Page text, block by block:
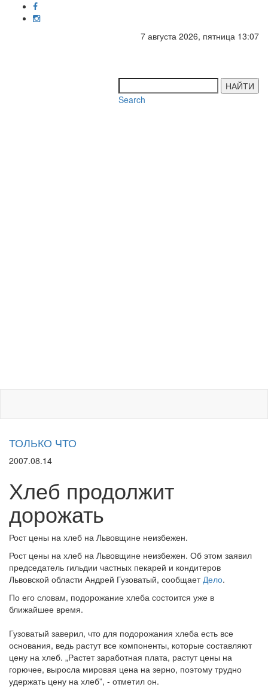
7 августа 2026, пятница 13:07
НАЙТИ
Search
ТОЛЬКО ЧТО
2007.08.14
Хлеб продолжит
дорожать
Рост цены на хлеб на Львовщине неизбежен.
Рост цены на хлеб на Львовщине неизбежен. Об этом заявил
председатель гильдии частных пекарей и кондитеров
Львовской области Андрей Гузоватый, сообщаетДело.
По его словам, подорожание хлеба состоится уже в
ближайшее время.
Гузоватый заверил, что для подорожания хлеба есть все
основания, ведь растут все компоненты, которые составляют
цену на хлеб. „Растет заработная плата, растут цены на
горючее, выросла мировая цена на зерно, поэтому трудно
удержать цену на хлеб”, - отметил он.